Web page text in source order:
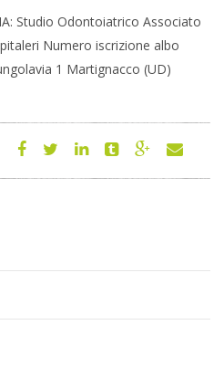
Studio Odontoiatrico Associato
Numero iscrizione albo
1 Martignacco (UD)